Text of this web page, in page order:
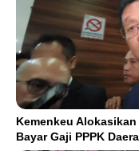
Kemenkeu
Bayar Gaji PPPK